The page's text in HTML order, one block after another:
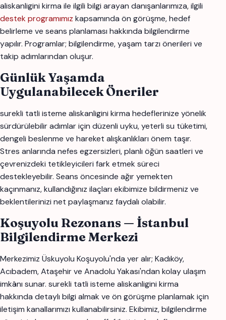
aliskanligini kirma ile ilgili bilgi arayan danışanlarımıza, ilgili
destek programımız kapsamında ön görüşme, hedef
belirleme ve seans planlaması hakkında bilgilendirme
yapılır. Programlar; bilgilendirme, yaşam tarzı önerileri ve
takip adımlarından oluşur.
Günlük Yaşamda
Uygulanabilecek Öneriler
surekli tatli isteme aliskanligini kirma hedeflerinize yönelik
sürdürülebilir adımlar için düzenli uyku, yeterli su tüketimi,
dengeli beslenme ve hareket alışkanlıkları önem taşır.
Stres anlarında nefes egzersizleri, planlı öğün saatleri ve
çevrenizdeki tetikleyicileri fark etmek süreci
destekleyebilir. Seans öncesinde ağır yemekten
kaçınmanız, kullandığınız ilaçları ekibimize bildirmeniz ve
beklentilerinizi net paylaşmanız faydalı olabilir.
Koşuyolu Rezonans — İstanbul
Bilgilendirme Merkezi
Merkezimiz Üskuyolu Koşuyolu'nda yer alır; Kadıköy,
Acıbadem, Ataşehir ve Anadolu Yakası'ndan kolay ulaşım
imkânı sunar. surekli tatli isteme aliskanligini kirma
hakkında detaylı bilgi almak ve ön görüşme planlamak için
iletişim kanallarımızı kullanabilirsiniz. Ekibimiz, bilgilendirme